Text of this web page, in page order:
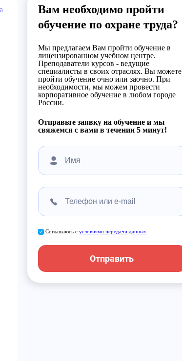
Вам необходимо пройти
обучение по охране труда?
Мы предлагаем Вам пройти обучение в
лицензированном учебном центре.
Преподаватели курсов - ведущие
специалисты в своих отраслях. Вы можете
пройти обучение очно или заочно. При
необходимости, мы можем провести
корпоративное обучение в любом городе
России.
Отправьте заявку на обучение и мы
свяжемся с вами в течении 5 минут!
Соглашаюсь с условиями передачи данных
Отправить